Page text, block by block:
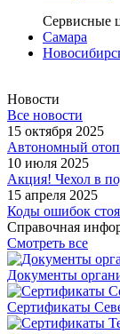
Сервисные
Самара
Новости
Все новости
15 октября 2025
Автономный
10 июля 2025
Акция! Чехол в
15 апреля 2025
Коды ошибок
Справочная
Смотреть все
Документы
Сертификаты